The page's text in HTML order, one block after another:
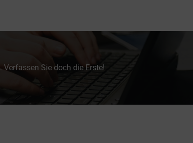
Verfassen Sie doch die Erste!